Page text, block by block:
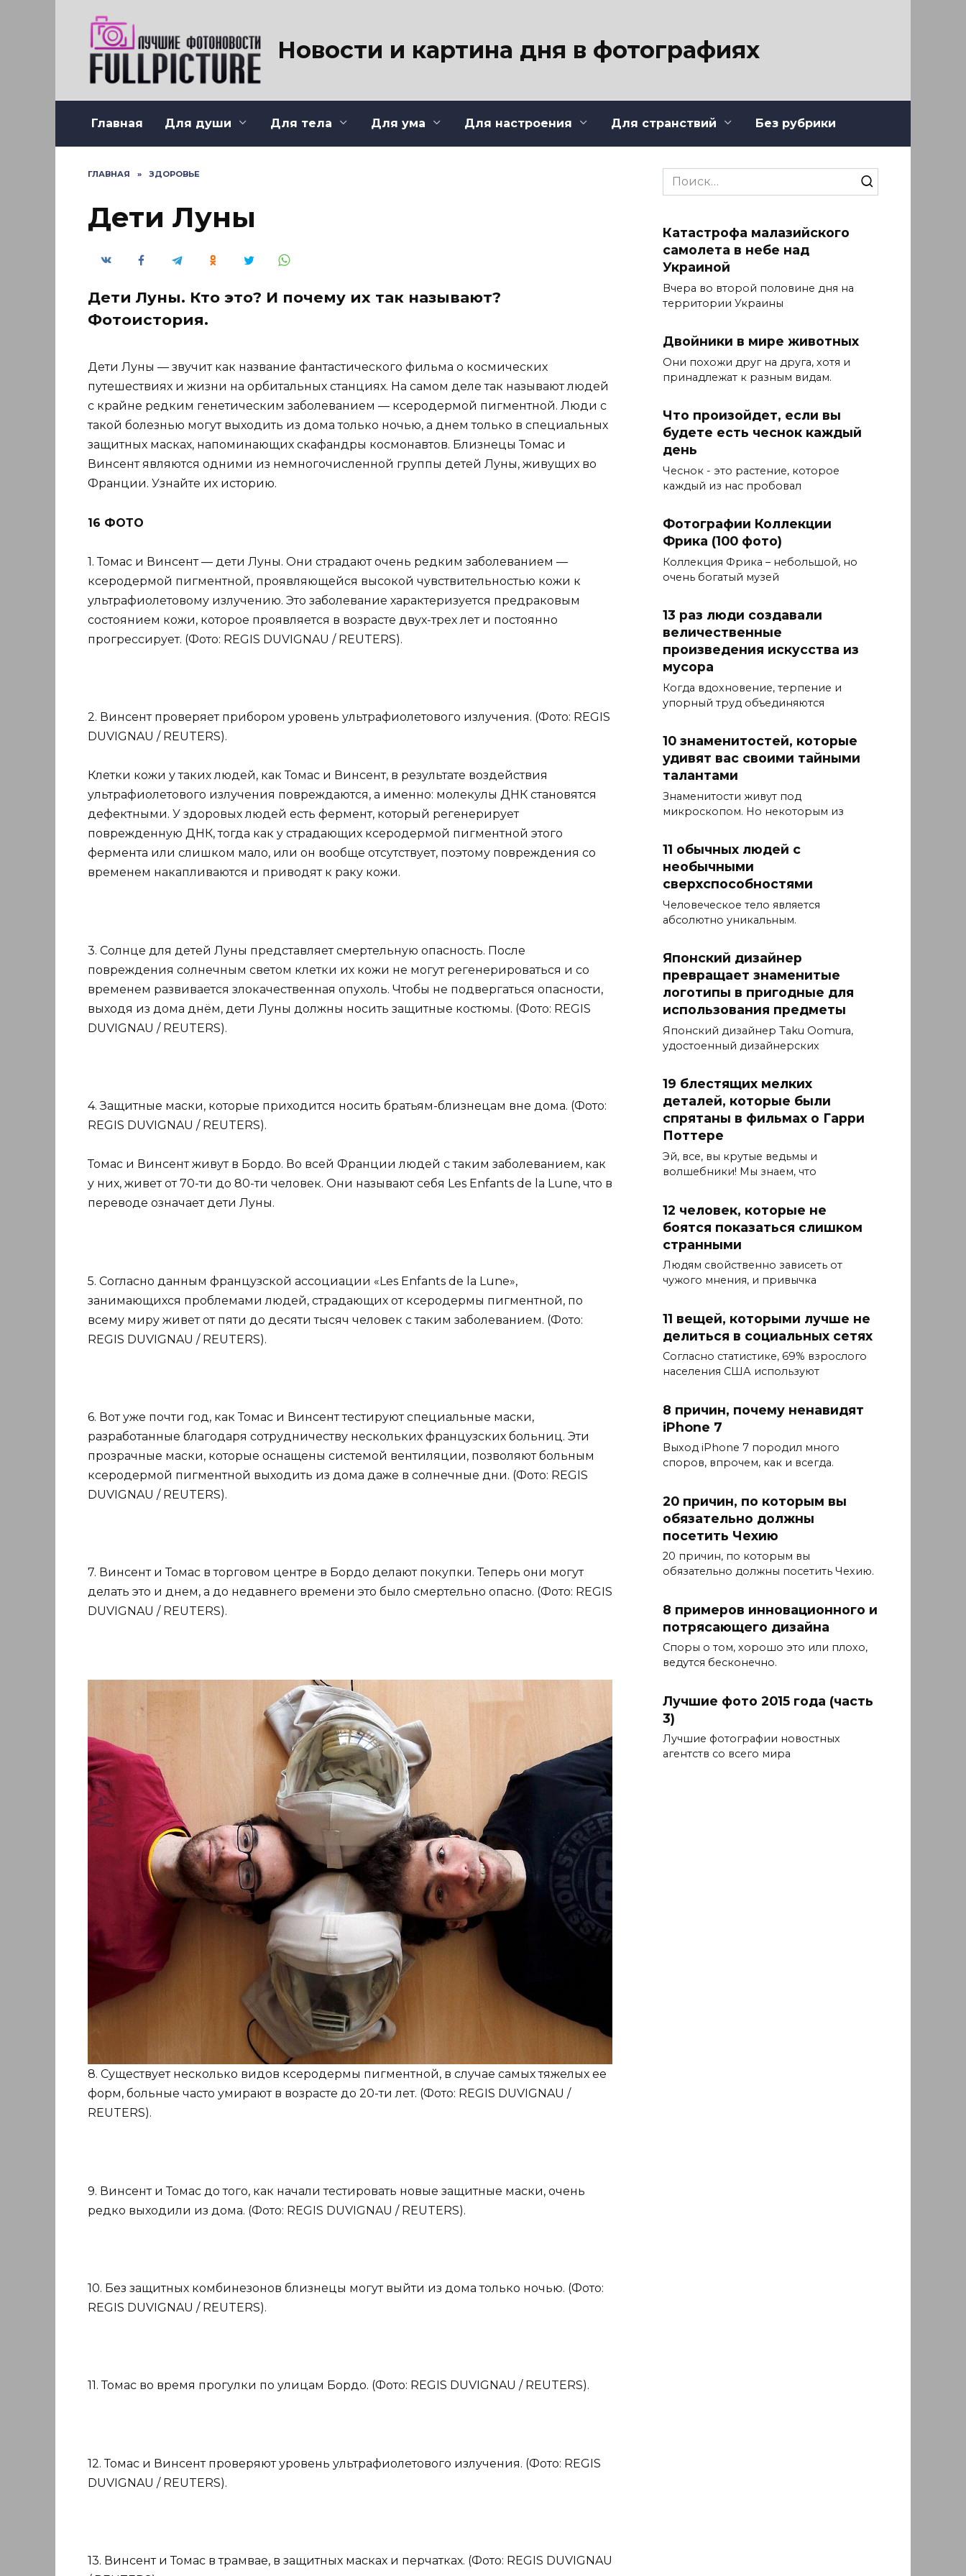
Новости и картина дня в фотографиях
Главная Для души Для тела Для ума Для настроения Для странствий Без рубрики
ГЛАВНАЯ » ЗДОРОВЬЕ
Дети Луны
Дети Луны. Кто это? И почему их так называют?
Фотоистория.
Дети Луны — звучит как название фантастического фильма о космических
путешествиях и жизни на орбитальных станциях. На самом деле так называют людей
с крайне редким генетическим заболеванием — ксеродермой пигментной. Люди с
такой болезнью могут выходить из дома только ночью, а днем только в специальных
защитных масках, напоминающих скафандры космонавтов. Близнецы Томас и
Винсент являются одними из немногочисленной группы детей Луны, живущих во
Франции. Узнайте их историю.
16 ФОТО
1. Томас и Винсент — дети Луны. Они страдают очень редким заболеванием —
ксеродермой пигментной, проявляющейся высокой чувствительностью кожи к
ультрафиолетовому излучению. Это заболевание характеризуется предраковым
состоянием кожи, которое проявляется в возрасте двух-трех лет и постоянно
прогрессирует. (Фото: REGIS DUVIGNAU / REUTERS).
2. Винсент проверяет прибором уровень ультрафиолетового излучения. (Фото: REGIS
DUVIGNAU / REUTERS).
Клетки кожи у таких людей, как Томас и Винсент, в результате воздействия
ультрафиолетового излучения повреждаются, а именно: молекулы ДНК становятся
дефектными. У здоровых людей есть фермент, который регенерирует
поврежденную ДНК, тогда как у страдающих ксеродермой пигментной этого
фермента или слишком мало, или он вообще отсутствует, поэтому повреждения со
временем накапливаются и приводят к раку кожи.
3. Солнце для детей Луны представляет смертельную опасность. После
повреждения солнечным светом клетки их кожи не могут регенерироваться и со
временем развивается злокачественная опухоль. Чтобы не подвергаться опасности,
выходя из дома днём, дети Луны должны носить защитные костюмы. (Фото: REGIS
DUVIGNAU / REUTERS).
4. Защитные маски, которые приходится носить братьям-близнецам вне дома. (Фото:
REGIS DUVIGNAU / REUTERS).
Томас и Винсент живут в Бордо. Во всей Франции людей с таким заболеванием, как
у них, живет от 70-ти до 80-ти человек. Они называют себя Les Enfants de la Lune, что в
переводе означает дети Луны.
5. Согласно данным французской ассоциации «Les Enfants de la Lune»,
занимающихся проблемами людей, страдающих от ксеродермы пигментной, по
всему миру живет от пяти до десяти тысяч человек с таким заболеванием. (Фото:
REGIS DUVIGNAU / REUTERS).
6. Вот уже почти год, как Томас и Винсент тестируют специальные маски,
разработанные благодаря сотрудничеству нескольких французских больниц. Эти
прозрачные маски, которые оснащены системой вентиляции, позволяют больным
ксеродермой пигментной выходить из дома даже в солнечные дни. (Фото: REGIS
DUVIGNAU / REUTERS).
7. Винсент и Томас в торговом центре в Бордо делают покупки. Теперь они могут
делать это и днем, а до недавнего времени это было смертельно опасно. (Фото: REGIS
DUVIGNAU / REUTERS).
8. Существует несколько видов ксеродермы пигментной, в случае самых тяжелых ее
форм, больные часто умирают в возрасте до 20-ти лет. (Фото: REGIS DUVIGNAU /
REUTERS).
9. Винсент и Томас до того, как начали тестировать новые защитные маски, очень
редко выходили из дома. (Фото: REGIS DUVIGNAU / REUTERS).
10. Без защитных комбинезонов близнецы могут выйти из дома только ночью. (Фото:
REGIS DUVIGNAU / REUTERS).
11. Томас во время прогулки по улицам Бордо. (Фото: REGIS DUVIGNAU / REUTERS).
12. Томас и Винсент проверяют уровень ультрафиолетового излучения. (Фото: REGIS
DUVIGNAU / REUTERS).
13. Винсент и Томас в трамвае, в защитных масках и перчатках. (Фото: REGIS DUVIGNAU
Search
for:
Катастрофа малазийского
самолета в небе над
Украиной
Вчера во второй половине дня на
территории Украины
Двойники в мире животных
Они похожи друг на друга, хотя и
принадлежат к разным видам.
Что произойдет, если вы
будете есть чеснок каждый
день
Чеснок - это растение, которое
каждый из нас пробовал
Фотографии Коллекции
Фрика (100 фото)
Коллекция Фрика – небольшой, но
очень богатый музей
13 раз люди создавали
величественные
произведения искусства из
мусора
Когда вдохновение, терпение и
упорный труд объединяются
10 знаменитостей, которые
удивят вас своими тайными
талантами
Знаменитости живут под
микроскопом. Но некоторым из
11 обычных людей с
необычными
сверхспособностями
Человеческое тело является
абсолютно уникальным.
Японский дизайнер
превращает знаменитые
логотипы в пригодные для
использования предметы
Японский дизайнер Taku Oomura,
удостоенный дизайнерских
19 блестящих мелких
деталей, которые были
спрятаны в фильмах о Гарри
Поттере
Эй, все, вы крутые ведьмы и
волшебники! Мы знаем, что
12 человек, которые не
боятся показаться слишком
странными
Людям свойственно зависеть от
чужого мнения, и привычка
11 вещей, которыми лучше не
делиться в социальных сетях
Согласно статистике, 69% взрослого
населения США используют
8 причин, почему ненавидят
iPhone 7
Выход iPhone 7 породил много
споров, впрочем, как и всегда.
20 причин, по которым вы
обязательно должны
посетить Чехию
20 причин, по которым вы
обязательно должны посетить Чехию.
8 примеров инновационного и
потрясающего дизайна
Споры о том, хорошо это или плохо,
ведутся бесконечно.
Лучшие фото 2015 года (часть
3)
Лучшие фотографии новостных
агентств со всего мира